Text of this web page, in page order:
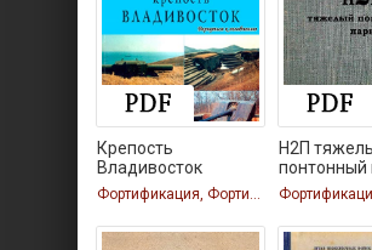
Крепость
Владивосток
Фортификация, Фортификация, Фортификация, Фортификация
Н2П
понтонный